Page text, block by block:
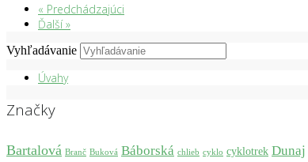
« Predchádzajúci
Ďalší »
Vyhľadávanie
Úvahy
Značky
Bartalová Branč Buková Báborská chlieb cyklo cyklotrek Dunaj